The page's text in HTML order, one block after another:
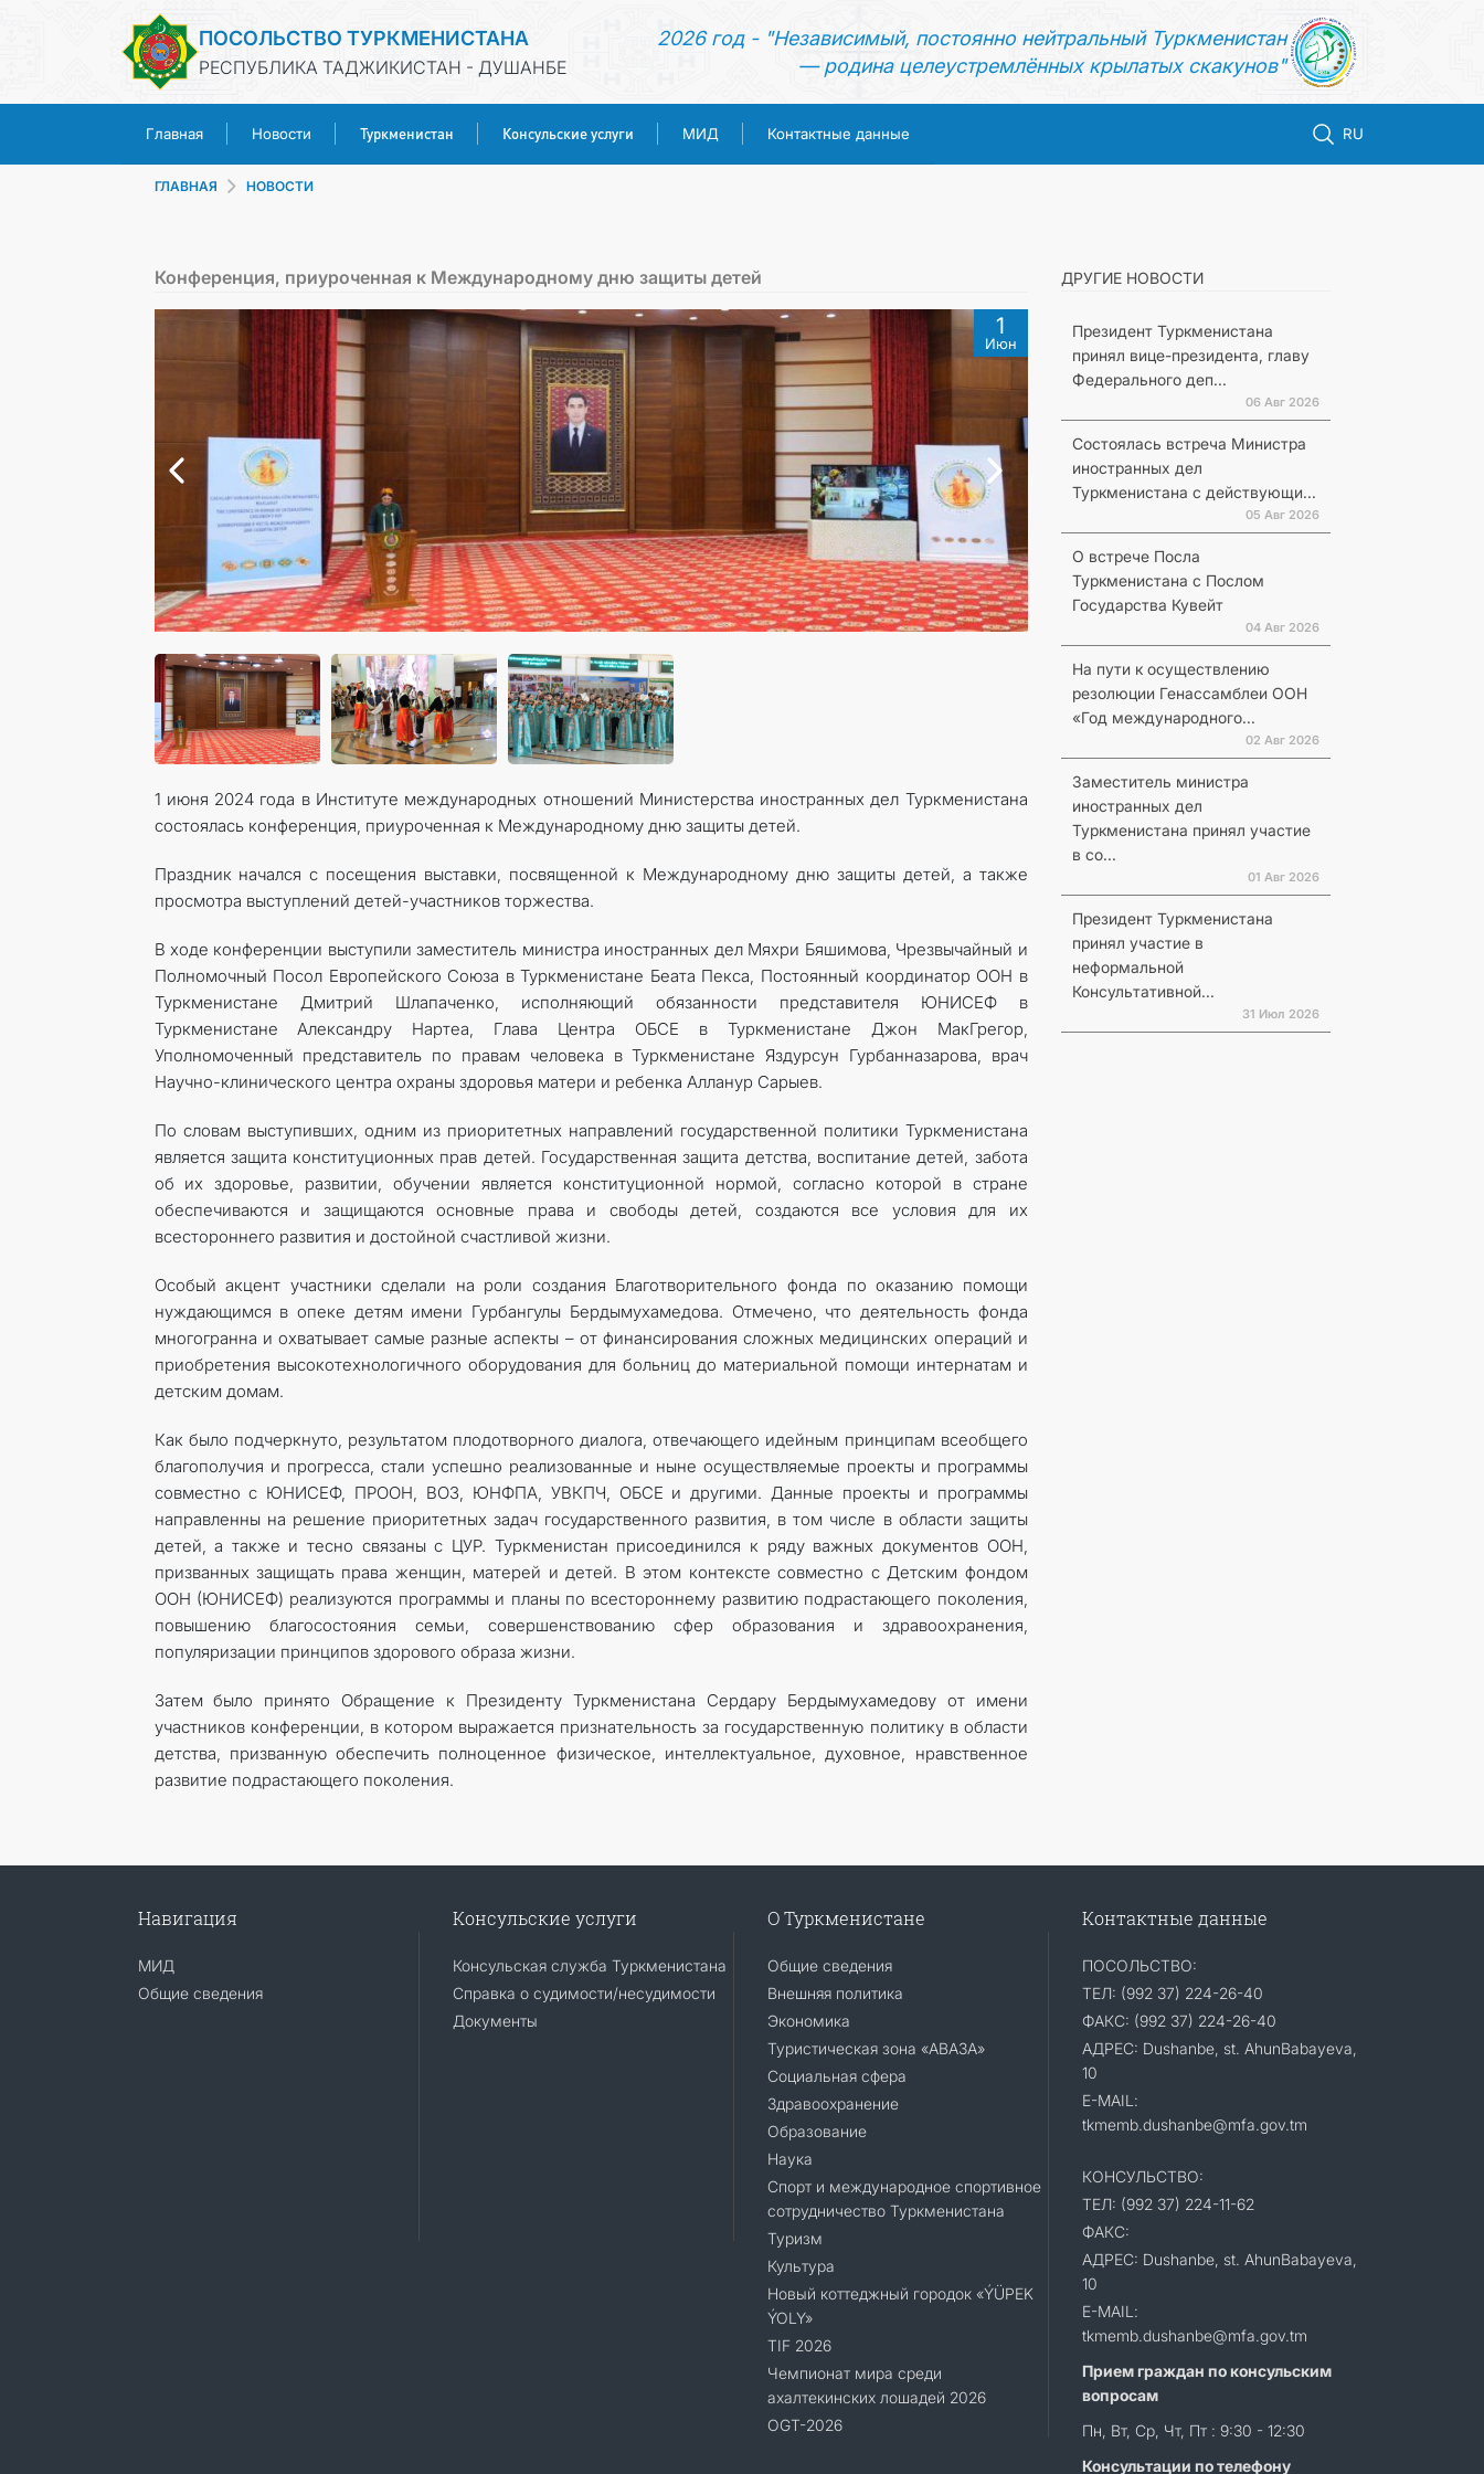
ПОСОЛЬСТВО ТУРКМЕНИСТАНА
РЕСПУБЛИКА ТАДЖИКИСТАН - ДУШАНБЕ
2026 год - "Независимый, постоянно нейтральный Туркменистан
— родина целеустремлённых крылатых скакунов"
Главная Новости Туркменистан Консульские услуги МИД Контактные данные RU
ТУРКМЕНИСТАН
МИД
КОНТАКТНЫЕ ДАННЫЕ
ГЛАВНАЯ НОВОСТИ
Конференция, приуроченная к Международному дню защиты детей
1
Июн
1 июня 2024 года в Институте международных отношений Министерства иностранных дел Туркменистана
состоялась конференция, приуроченная к Международному дню защиты детей.
Праздник начался с посещения выставки, посвященной к Международному дню защиты детей, а также
просмотра выступлений детей-участников торжества.
В ходе конференции выступили заместитель министра иностранных дел Мяхри Бяшимова, Чрезвычайный и
Полномочный Посол Европейского Союза в Туркменистане Беата Пекса, Постоянный координатор ООН в
Туркменистане Дмитрий Шлапаченко, исполняющий обязанности представителя ЮНИСЕФ в
Туркменистане Александру Нартеа, Глава Центра ОБСЕ в Туркменистане Джон МакГрегор,
Уполномоченный представитель по правам человека в Туркменистане Яздурсун Гурбанназарова, врач
Научно-клинического центра охраны здоровья матери и ребенка Алланур Сарыев.
По словам выступивших, одним из приоритетных направлений государственной политики Туркменистана
является защита конституционных прав детей. Государственная защита детства, воспитание детей, забота
об их здоровье, развитии, обучении является конституционной нормой, согласно которой в стране
обеспечиваются и защищаются основные права и свободы детей, создаются все условия для их
всестороннего развития и достойной счастливой жизни.
Особый акцент участники сделали на роли создания Благотворительного фонда по оказанию помощи
нуждающимся в опеке детям имени Гурбангулы Бердымухамедова. Отмечено, что деятельность фонда
многогранна и охватывает самые разные аспекты – от финансирования сложных медицинских операций и
приобретения высокотехнологичного оборудования для больниц до материальной помощи интернатам и
детским домам.
Как было подчеркнуто, результатом плодотворного диалога, отвечающего идейным принципам всеобщего
благополучия и прогресса, стали успешно реализованные и ныне осуществляемые проекты и программы
совместно с ЮНИСЕФ, ПРООН, ВОЗ, ЮНФПА, УВКПЧ, ОБСЕ и другими. Данные проекты и программы
направленны на решение приоритетных задач государственного развития, в том числе в области защиты
детей, а также и тесно связаны с ЦУР. Туркменистан присоединился к ряду важных документов ООН,
призванных защищать права женщин, матерей и детей. В этом контексте совместно с Детским фондом
ООН (ЮНИСЕФ) реализуются программы и планы по всестороннему развитию подрастающего поколения,
повышению благосостояния семьи, совершенствованию сфер образования и здравоохранения,
популяризации принципов здорового образа жизни.
Затем было принято Обращение к Президенту Туркменистана Сердару Бердымухамедову от имени
участников конференции, в котором выражается признательность за государственную политику в области
детства, призванную обеспечить полноценное физическое, интеллектуальное, духовное, нравственное
развитие подрастающего поколения.
ДРУГИЕ НОВОСТИ
Президент Туркменистана
принял вице-президента, главу
Федерального деп...
06 Авг 2026
Состоялась встреча Министра
иностранных дел
Туркменистана с действующи...
05 Авг 2026
О встрече Посла
Туркменистана с Послом
Государства Кувейт
04 Авг 2026
На пути к осуществлению
резолюции Генассамблеи ООН
«Год международного...
02 Авг 2026
Заместитель министра
иностранных дел
Туркменистана принял участие
в со...
01 Авг 2026
Президент Туркменистана
принял участие в
неформальной
Консультативной...
31 Июл 2026
Навигация
МИД
Общие сведения
Консульские услуги
Консульская служба Туркменистана
Справка о судимости/несудимости
Документы
О Туркменистане
Общие сведения
Внешняя политика
Экономика
Туристическая зона «АВАЗА»
Социальная сфера
Здравоохранение
Образование
Наука
Спорт и международное спортивное
сотрудничество Туркменистана
Туризм
Культура
Новый коттеджный городок «ÝÜPEK
ÝOLY»
TIF 2026
Чемпионат мира среди
ахалтекинских лошадей 2026
OGT-2026
Контактные данные
ПОСОЛЬСТВО:
ТЕЛ: (992 37) 224-26-40
ФАКС: (992 37) 224-26-40
АДРЕС: Dushanbe, st. AhunBabayeva,
10
E-MAIL:
tkmemb.dushanbe@mfa.gov.tm
КОНСУЛЬСТВО:
ТЕЛ: (992 37) 224-11-62
ФАКС:
АДРЕС: Dushanbe, st. AhunBabayeva,
10
E-MAIL:
tkmemb.dushanbe@mfa.gov.tm
Прием граждан по консульским
вопросам
Пн, Вт, Ср, Чт, Пт : 9:30 - 12:30
Консультации по телефону